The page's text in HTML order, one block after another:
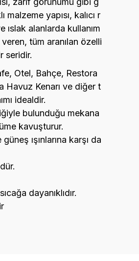
yapısı, kalıcı r
alanlarda kullanım
tüm aranılan özelli
seridir.
Otel, Bahçe, Restora
Havuz Kenarı ve diğer t
idealdir.
bulunduğu mekana
kavuşturur.
ışınlarına karşı da
dayanıklıdır.